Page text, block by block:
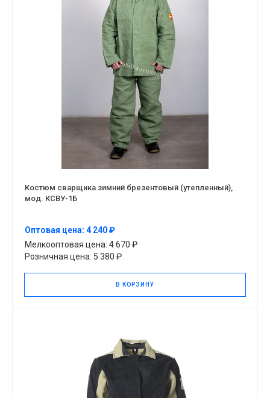
Костюм сварщика зимний брезентовый (утепленный),
мод. КСВУ-1Б
Оптовая цена: 4 240 ₽
Мелкооптовая цена: 4 670 ₽
Розничная цена: 5 380 ₽
В КОРЗИНУ